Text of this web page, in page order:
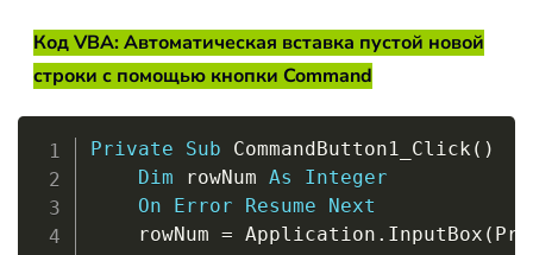
Код VBA: Автоматическая вставка пустой новой
строки с помощью кнопки Command
Private Sub CommandButton1_Click ( )
Dim rowNum As
Integer
On
Error Resume
Next
    rowNum
= Application . InputBox (
Copy